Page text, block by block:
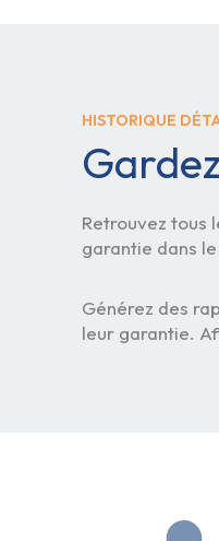
HISTORIQUE
Retrouvez tous
garantie dans
Générez des
leur garantie.